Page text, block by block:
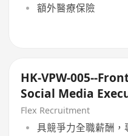
額外醫療保險
HK-VPW-005--
Social Media
Creation Focus)
Flex Recruitment
具競爭力全職薪酬，